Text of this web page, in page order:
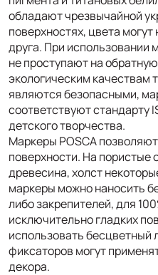
обладают чрезвычайной
поверхностях, цвета
друга. При использовании
не проступают на
экологическим качествам
являются безопасными,
соответствуют стандарту
детского творчества.
Маркеры POSCA
поверхности. На пористые
древесина, холст
маркеры можно наносить
либо закрепителей, для
исключительно гладких
использовать бесцветный
фиксаторов могут
декора.